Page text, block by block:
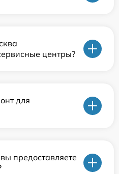
центры?
для
предоставляете